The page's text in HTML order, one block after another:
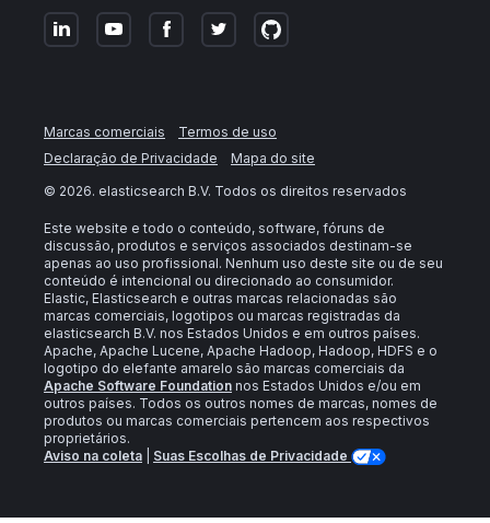
Marcas comerciais
Termos de uso
Declaração de Privacidade
Mapa do site
© 2026. elasticsearch B.V. Todos os direitos reservados
Este website e todo o conteúdo, software, fóruns de
discussão, produtos e serviços associados destinam-se
apenas ao uso profissional. Nenhum uso deste site ou de seu
conteúdo é intencional ou direcionado ao consumidor.
Elastic, Elasticsearch e outras marcas relacionadas são
marcas comerciais, logotipos ou marcas registradas da
elasticsearch B.V. nos Estados Unidos e em outros países.
Apache, Apache Lucene, Apache Hadoop, Hadoop, HDFS e o
logotipo do elefante amarelo são marcas comerciais da
Apache Software Foundation nos Estados Unidos e/ou em
outros países. Todos os outros nomes de marcas, nomes de
produtos ou marcas comerciais pertencem aos respectivos
proprietários.
Aviso na coleta
Suas Escolhas de Privacidade